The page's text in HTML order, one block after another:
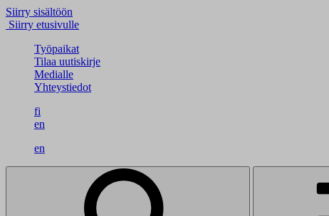
Siirry sisältöön
Siirry etusivulle
Työpaikat
Tilaa uutiskirje
Medialle
Yhteystiedot
fi
en
en